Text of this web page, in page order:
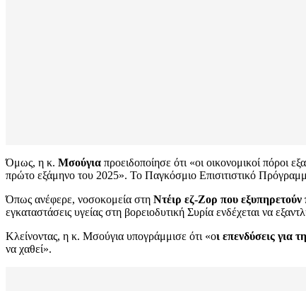
Όμως, η κ. Μσούγια προειδοποίησε ότι «οι οικονομικοί πόροι
πρώτο εξάμηνο του 2025». Το Παγκόσμιο Επισιτιστικό
Όπως ανέφερε, νοσοκομεία στη Ντέιρ εζ-Ζορ που
εγκαταστάσεις υγείας στη βορειοδυτική Συρία ενδέχεται να
Κλείνοντας, η κ. Μσούγια υπογράμμισε ότι «οι επενδύσεις για
να χαθεί».